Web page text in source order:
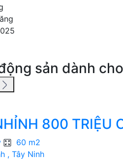
sản dành
800 TRIỆU
60 m2
, Tây Ninh